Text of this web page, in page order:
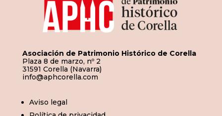
Asociación de Patrimonio Histórico de Corella
Plaza 8 de marzo, nº 2
31591 Corella (Navarra)
info@aphcorella.com
Aviso legal